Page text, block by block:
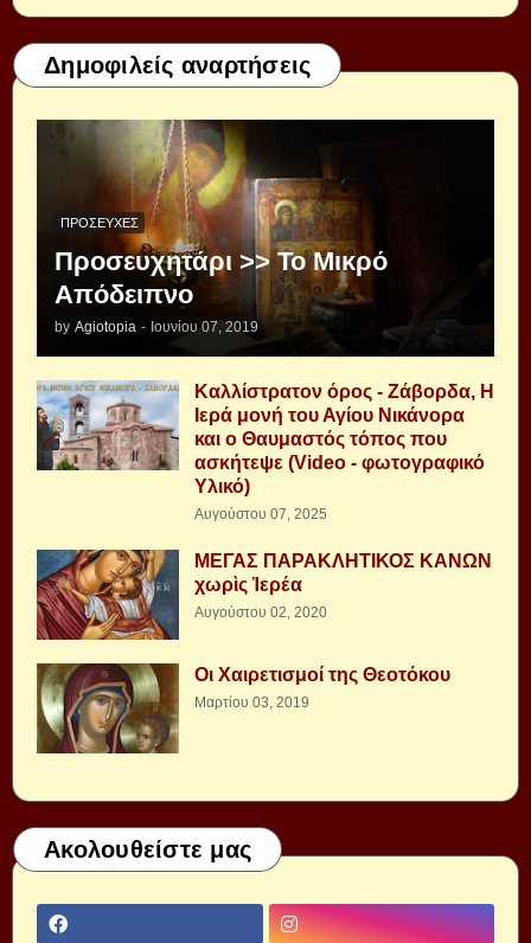
Δημοφιλείς αναρτήσεις
ΠΡΟΣΕΥΧΈΣ
Προσευχητάρι >> Το Μικρό
Απόδειπνο
by Agiotopia - Ιουνίου 07, 2019
Καλλίστρατον όρος - Ζάβορδα, Η
Ιερά μονή του Αγίου Νικάνορα
και ο Θαυμαστός τόπος που
ασκήτεψε (Video - φωτογραφικό
Υλικό)
Αυγούστου 07, 2025
ΜΕΓΑΣ ΠΑΡΑΚΛΗΤΙΚΟΣ ΚΑΝΩΝ
χωρὶς Ἱερέα
Αυγούστου 02, 2020
Οι Χαιρετισμοί της Θεοτόκου
Μαρτίου 03, 2019
Ακολουθείστε μας